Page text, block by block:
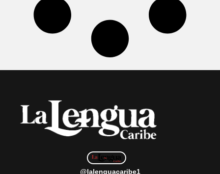
@lalenguacaribe1